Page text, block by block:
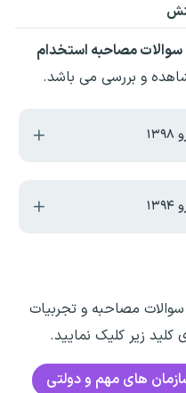
سوالات مصاحبه استخدام
و بررسی می باشد.
مصاحبه و تجربیات
زیر کلیک نمایید.
های مهم و دولتی